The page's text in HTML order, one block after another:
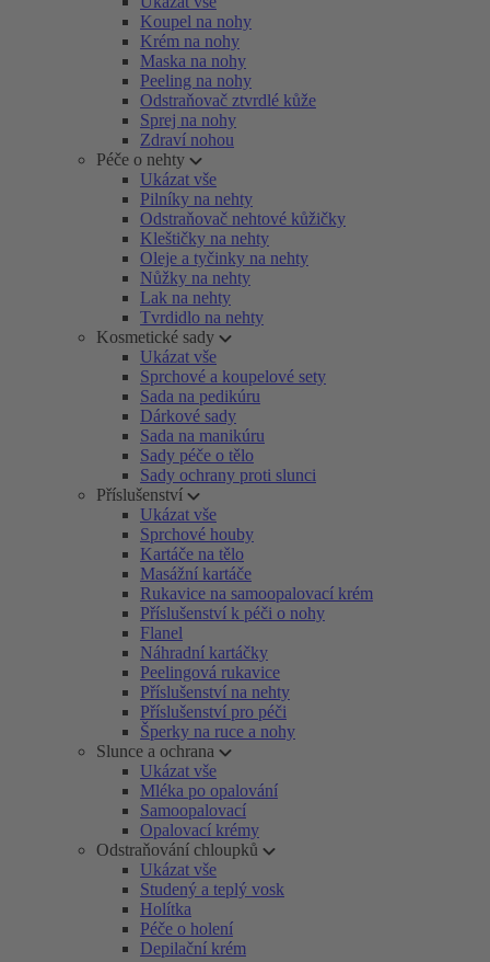
Koupel na nohy
Krém na nohy
Maska na nohy
Peeling na nohy
Odstraňovač ztvrdlé kůže
Sprej na nohy
Zdraví nohou
Péče o nehty
Ukázat vše
Pilníky na nehty
Odstraňovač nehtové kůžičky
Kleštičky na nehty
Oleje a tyčinky na nehty
Nůžky na nehty
Lak na nehty
Tvrdidlo na nehty
Kosmetické sady
Ukázat vše
Sprchové a koupelové sety
Sada na pedikúru
Dárkové sady
Sada na manikúru
Sady péče o tělo
Sady ochrany proti slunci
Příslušenství
Ukázat vše
Sprchové houby
Kartáče na tělo
Masážní kartáče
Rukavice na samoopalovací krém
Příslušenství k péči o nohy
Flanel
Náhradní kartáčky
Peelingová rukavice
Příslušenství na nehty
Příslušenství pro péči
Šperky na ruce a nohy
Slunce a ochrana
Ukázat vše
Mléka po opalování
Samoopalovací
Opalovací krémy
Odstraňování chloupků
Ukázat vše
Studený a teplý vosk
Holítka
Péče o holení
Depilační krém